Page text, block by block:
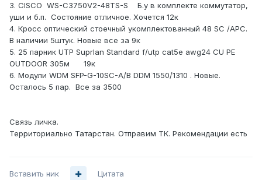
3. CISCO WS-C3750V 2-48TS-S Б.у в комплекте коммутатор,
уши и б.п. Состояние отличное. Хочется 12к
4. Кросс оптический стоечный укомплектованный 48 SC /APC.
В наличии 5штук. Новые все за 9к
5. 25 парник UTP Suprlan Standard f/utp cat5e awg24 CU PE
OUTDOOR 305м 19к
6. Модули WDM SFP-G-10SC-A/B DDM 1550/1310 . Новые.
Осталось 5 пар. Все за 3500
Связь личка.
Территориально Татарстан. Отправим ТК. Рекоменд ации ес ть
Вставить ник Цитата